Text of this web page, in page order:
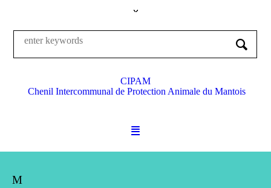
CIPAM
Chenil Intercommunal de Protection Animale du Mantois
M